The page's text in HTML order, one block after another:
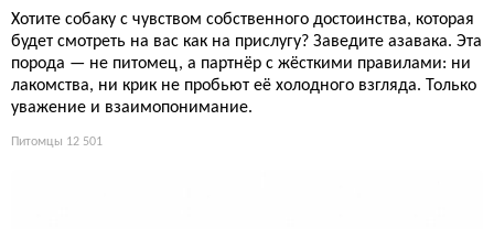
Хотите собаку с чувством собственного достоинства, которая
будет смотреть на вас как на прислугу? Заведите азавака. Эта
порода — не питомец, а партнёр с жёсткими правилами: ни
лакомства, ни крик не пробьют её холодного взгляда. Только
уважение и взаимопонимание.
Питомцы 12 501